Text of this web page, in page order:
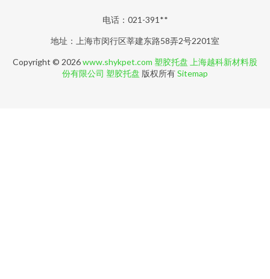
电话：021-391**
地址：上海市闵行区莘建东路58弄2号2201室
Copyright © 2026www.shykpet.com 塑胶托盘 上海越科新材料股
份有限公司 塑胶托盘 版权所有Sitemap